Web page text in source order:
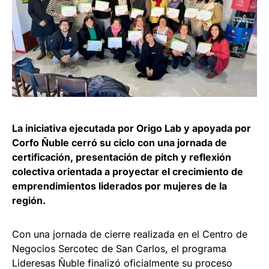
La iniciativa ejecutada por Origo Lab y apoyada por
Corfo Ñuble cerró su ciclo con una jornada de
certificación, presentación de pitch y reflexión
colectiva orientada a proyectar el crecimiento de
emprendimientos liderados por mujeres de la
región.
Con una jornada de cierre realizada en el Centro de
Negocios Sercotec de San Carlos, el programa
Lideresas Ñuble finalizó oficialmente su proceso